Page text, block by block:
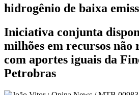
hidrogênio de baixa
Iniciativa conjunta
milhões em recursos não
com aportes iguais da
Petrobras